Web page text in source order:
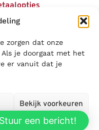
zorgen dat onze
je doorgaat met het
er vanuit dat je
Bekijk voorkeuren
media
|Asics |Babolat|Falke
|
een bericht!